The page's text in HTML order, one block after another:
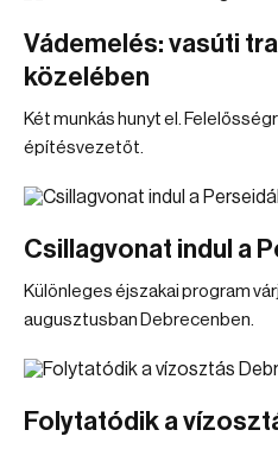
Vádemelés: vasúti
közelében
Két munkás hunyt el.
építésvezetőt.
Csillagvonat indul a
Különleges éjszakai program
augusztusban Debrecenben.
Folytatódik a